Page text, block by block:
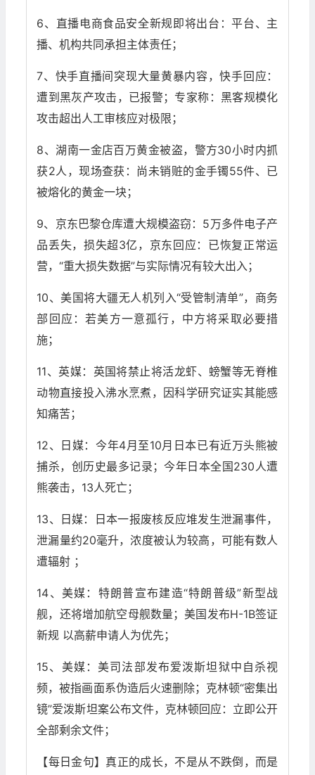
6、直播电商食品安全新规即将出台：平台、主
播、机构共同承担主体责任；
7、快手直播间突现大量黄暴内容，快手回应：
遭到黑灰产攻击，已报警；专家称：黑客规模化
攻击超出人工审核应对极限；
8、湖南一金店百万黄金被盗，警方30小时内抓
获2人，现场查获：尚未销赃的金手镯55件、已
被熔化的黄金一块；
9、京东巴黎仓库遭大规模盗窃：5万多件电子产
品丢失，损失超3亿，京东回应：已恢复正常运
营，“重大损失数据”与实际情况有较大出入；
10、美国将大疆无人机列入“受管制清单”，商务
部回应：若美方一意孤行，中方将采取必要措
施；
11、英媒：英国将禁止将活龙虾、螃蟹等无脊椎
动物直接投入沸水烹煮，因科学研究证实其能感
知痛苦；
12、日媒：今年4月至10月日本已有近万头熊被
捕杀，创历史最多记录；今年日本全国230人遭
熊袭击，13人死亡；
13、日媒：日本一报废核反应堆发生泄漏事件，
泄漏量约20毫升，浓度被认为较高，可能有数人
遭辐射 ；
14、美媒：特朗普宣布建造“特朗普级”新型战
舰，还将增加航空母舰数量；美国发布H-1B签证
新规 以高薪申请人为优先；
15、美媒：美司法部发布爱泼斯坦狱中自杀视
频，被指画面系伪造后火速删除；克林顿“密集出
镜”爱泼斯坦案公布文件，克林顿回应：立即公开
全部剩余文件；
【每日金句】真正的成长，不是从不跌倒，而是